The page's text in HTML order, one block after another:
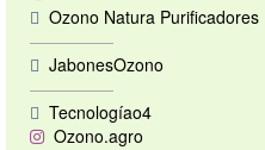
Ozono Natura Purificadores
—————
JabonesOzono
—————
Tecnologíao4
Ozono.agro